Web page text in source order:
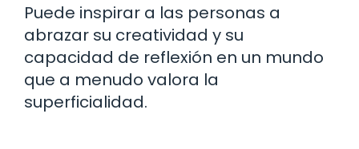
Puede inspirar a las personas a
abrazar su creatividad y su
capacidad de reflexión en un mundo
que a menudo valora la
superficialidad.